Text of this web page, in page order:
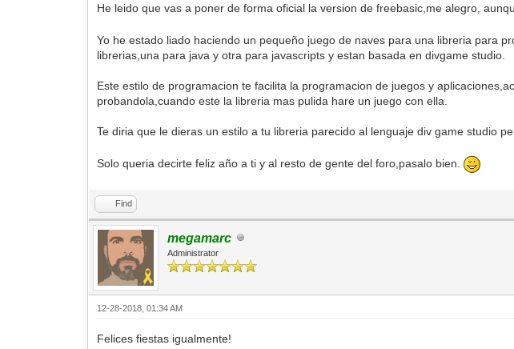
He leido que vas a poner de forma oficial la version de freebasic,me alegro,
Yo he estado liado haciendo un pequeño juego de naves para una libreria para
librerias,una para java y otra para javascripts y estan basada en divgame studio.
Este estilo de programacion te facilita la programacion de juegos y
probandola,cuando este la libreria mas pulida hare un juego con ella.
Te diria que le dieras un estilo a tu libreria parecido al lenguaje div game studio
Solo queria decirte feliz año a ti y al resto de gente del foro,pasalo bien.
Find
megamarc
Administrator
12-28-2018, 01:34 AM
Felices fiestas igualmente!